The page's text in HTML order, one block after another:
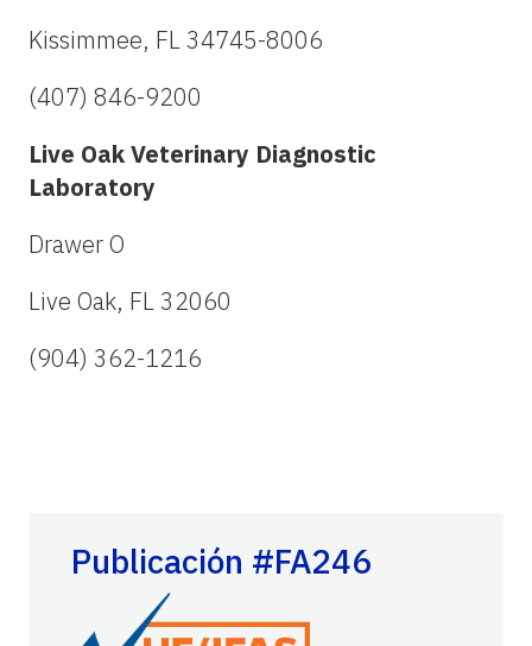
Kissimmee, FL 34745-8006
(407) 846-9200
Live Oak Veterinary Diagnostic
Laboratory
Drawer O
Live Oak, FL 32060
(904) 362-1216
Publicación #FA246